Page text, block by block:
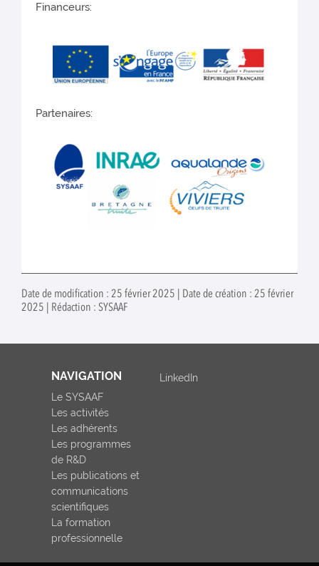
Financeurs:
Partenaires:
Date de modification : 25 février 2025 | Date de création : 25 février
2025 | Rédaction : SYSAAF
NAVIGATION
Le SYSAAF
Les activités
Les adhérents
Les programmes
de R&D
Les publications et
communications
scientifiques
La formation
professionnelle
LinkedIn